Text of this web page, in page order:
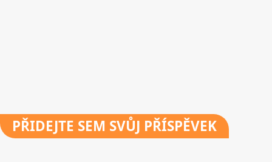
PŘIDEJTE SEM SVŮJ PŘÍSPĚVEK